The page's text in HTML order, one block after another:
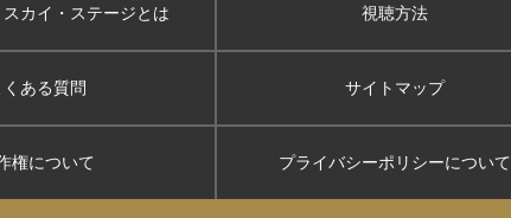
カイ ・ステージとは 視聴方法
くある質問 サイトマップ
権について プライバシーポリシーについて